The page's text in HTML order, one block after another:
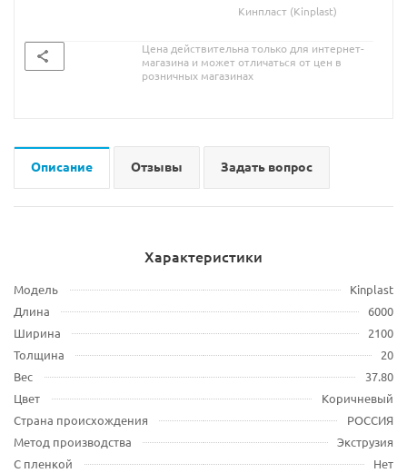
Кинпласт (Kinplast)
Цена действительна только для интернет-
магазина и может отличаться от цен в
розничных магазинах
Описание Отзывы Задать вопрос
Характеристики
Модель
Kinplast
Длина
6000
Ширина
2100
Толщина
20
Вес
37.80
Цвет
Коричневый
Страна происхождения
РОССИЯ
Метод производства
Экструзия
С пленкой
Нет